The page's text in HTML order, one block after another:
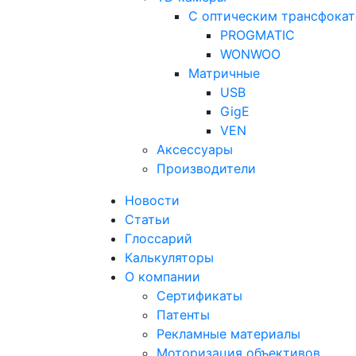
С оптическим
PROGMATIC
WONWOO
Матричные
USB
GigE
VEN
Аксессуары
Производители
Новости
Статьи
Глоссарий
Калькуляторы
О компании
Сертификаты
Патенты
Рекламные материалы
Моторизация объективов